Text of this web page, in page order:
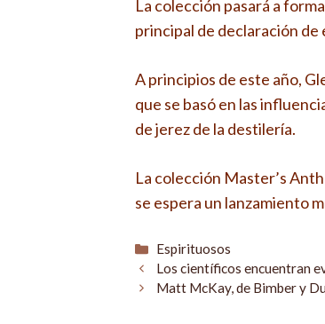
La colección pasará a
principal de declaración de
A principios de este año,
que se basó en las
de jerez de la destilería.
La colección Master’s
se espera un lanzamiento
Categorías
Espirituosos
Los científicos encuentran
Matt McKay, de Bimber y